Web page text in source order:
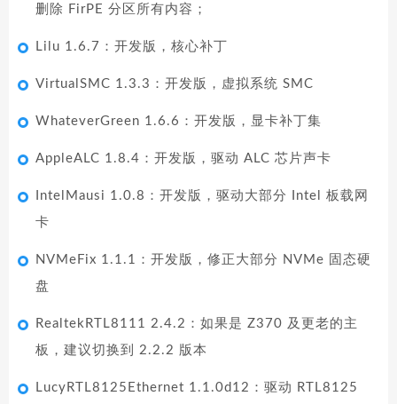
删除 FirPE 分区所有内容；
Lilu 1.6.7：开发版，核心补丁
VirtualSMC 1.3.3：开发版，虚拟系统 SMC
WhateverGreen 1.6.6：开发版，显卡补丁集
AppleALC 1.8.4：开发版，驱动 ALC 芯片声卡
IntelMausi 1.0.8：开发版，驱动大部分 Intel 板载网
卡
NVMeFix 1.1.1：开发版，修正大部分 NVMe 固态硬
盘
RealtekRTL8111 2.4.2：如果是 Z370 及更老的主
板，建议切换到 2.2.2 版本
LucyRTL8125Ethernet 1.1.0d12：驱动 RTL8125